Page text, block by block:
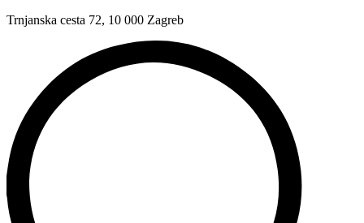
Trnjanska cesta 72, 10 000 Zagreb